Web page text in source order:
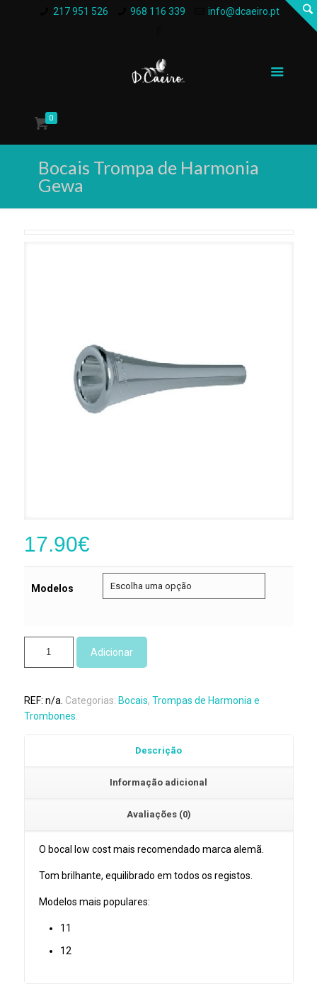
217 951 526 968 116 339 info@dcaeiro.pt
0
Bocais Trompa de Harmonia
Gewa
17.90€
Modelos
de
Harmonia
Adicionar
REF: n/a Categorias: Bocais, Trompas de Harmonia e
Trombones
Descrição
Informação adicional
Avaliações (0)
O bocal low cost mais recomendado marca alemã.
Tom brilhante, equilibrado em todos os registos.
Modelos mais populares:
11
12